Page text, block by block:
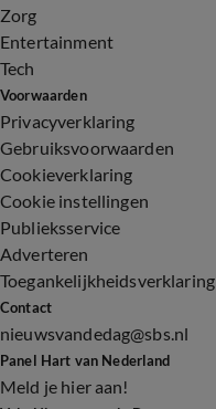
Zorg
Entertainment
Tech
Voorwaarden
Privacyverklaring
Gebruiksvoorwaarden
Cookieverklaring
Cookie instellingen
Publieksservice
Adverteren
Toegankelijkheidsverklaring
Contact
nieuwsvandedag@sbs.nl
Panel Hart van Nederland
Meld je hier aan!